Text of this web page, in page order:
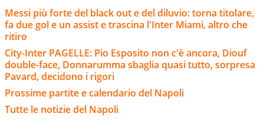
Messi più forte del black out e del diluvio: torna titolare,
fa due gol e un assist e trascina l'Inter Miami, altro che
ritiro
City-Inter PAGELLE: Pio Esposito non c'è ancora, Diouf
double-face, Donnarumma sbaglia quasi tutto, sorpresa
Pavard, decidono i rigori
Prossime partite e calendario del Napoli
Tutte le notizie del Napoli